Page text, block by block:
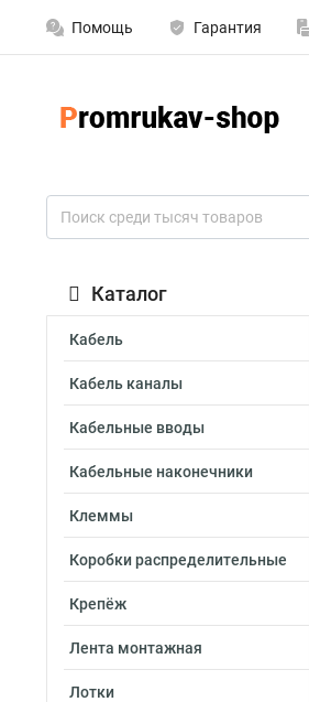
Помощь Гарантия
Каталог
Кабель
Кабель каналы
Кабельные вводы
Кабельные наконечники
Клеммы
Коробки распределительные
Крепёж
Лента монтажная
Лотки